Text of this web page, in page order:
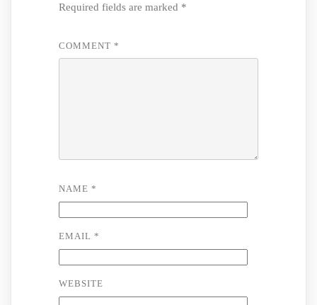
Required fields are marked *
COMMENT *
NAME *
EMAIL *
WEBSITE